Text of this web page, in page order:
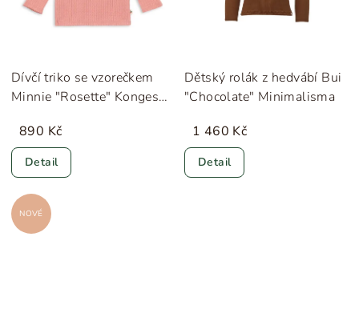
Dívčí triko se vzorečkem
Minnie "Rosette" Konges
890 Kč
Detail
Dětský rolák z hedvábí Bui
"Chocolate" Minimalisma
1 460 Kč
Detail
NOVÉ